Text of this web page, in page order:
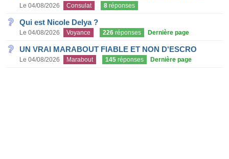
Le 04/08/2026 Consulat 8 réponses
Qui est Nicole Delya ?
Le 04/08/2026 Voyance 226 réponses Dernière page
UN VRAI MARABOUT FIABLE ET NON D'ESCRO
Le 04/08/2026 Marabout 145 réponses Dernière page